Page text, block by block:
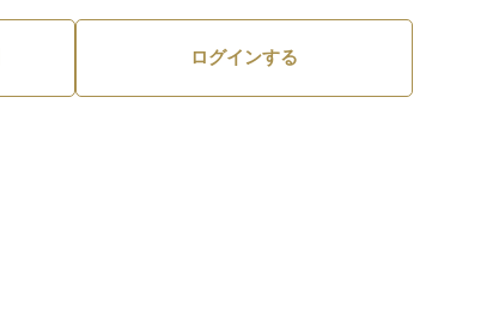
ログインする